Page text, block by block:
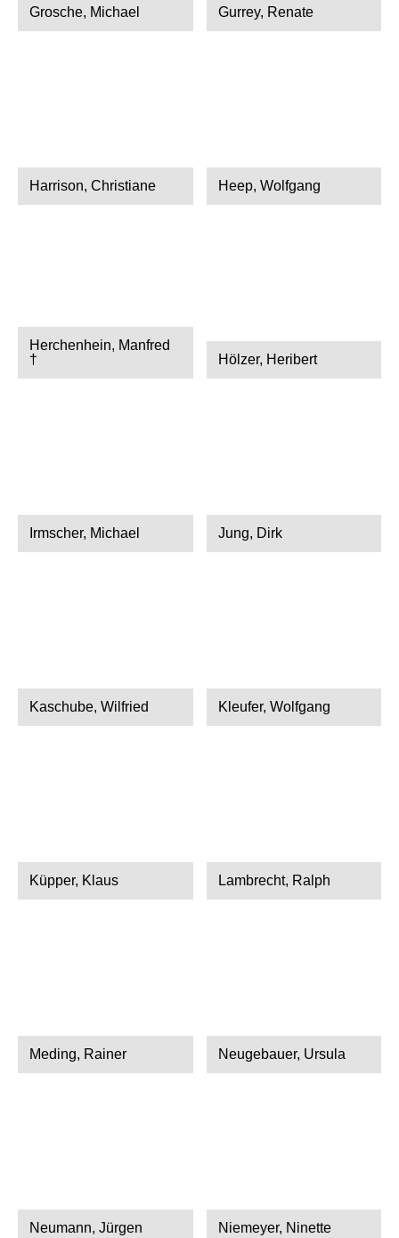
Grosche, Michael Gurrey, Renate
Harrison, Christiane Heep, Wolfgang
Herchenhein, Manfred
†
Hölzer, Heribert
Irmscher, Michael Jung, Dirk
Kaschube, Wilfried Kleufer, Wolfgang
Küpper, Klaus Lambrecht, Ralph
Meding, Rainer Neugebauer, Ursula
Neumann, Jürgen Niemeyer, Ninette